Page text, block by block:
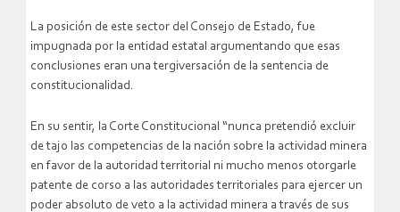
La posición de este sector del Consejo de Estado, fue
impugnada por la entidad estatal argumentando que esas
conclusiones eran una tergiversación de la sentencia de
constitucionalidad.
En su sentir, la Corte Constitucional “nunca pretendió excluir
de tajo las competencias de la nación sobre la actividad minera
en favor de la autoridad territorial ni mucho menos otorgarle
patente de corso a las autoridades territoriales para ejercer un
poder absoluto de veto a la actividad minera a través de sus